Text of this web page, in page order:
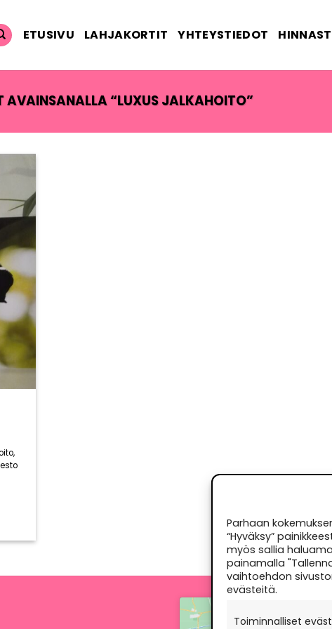
Parhaan
“Hyväksy”
myös sallia
painamalla
vaihtoehdon
evästeitä.
Toiminnalliset
ETUSIVU LAHJAKORTIT YHTEYSTIEDOT
AVAINSANALLA “LUXUS JALKAHOITO”